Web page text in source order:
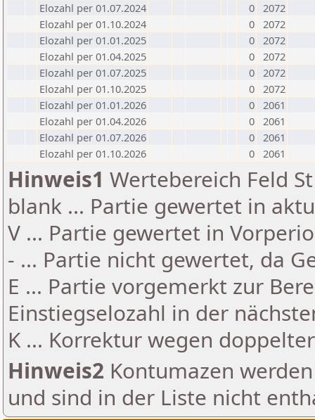
Elozahl per 01.07.2024
0 2072
Elozahl per 01.10.2024
0 2072
Elozahl per 01.01.2025
0 2072
Elozahl per 01.04.2025
0 2072
Elozahl per 01.07.2025
0 2072
Elozahl per 01.10.2025
0 2072
Elozahl per 01.01.2026
0 2061
Elozahl per 01.04.2026
0 2061
Elozahl per 01.07.2026
0 2061
Elozahl per 01.10.2026
0 2061
Hinweis1 Wertebereich Feld
blank ... Partie gewertet in
V ... Partie gewertet in
- ... Partie nicht gewertet, da
E ... Partie vorgemerkt zur
Einstiegselozahl in der
K ... Korrektur wegen
Hinweis2 Kontumazen
und sind in der Liste nicht